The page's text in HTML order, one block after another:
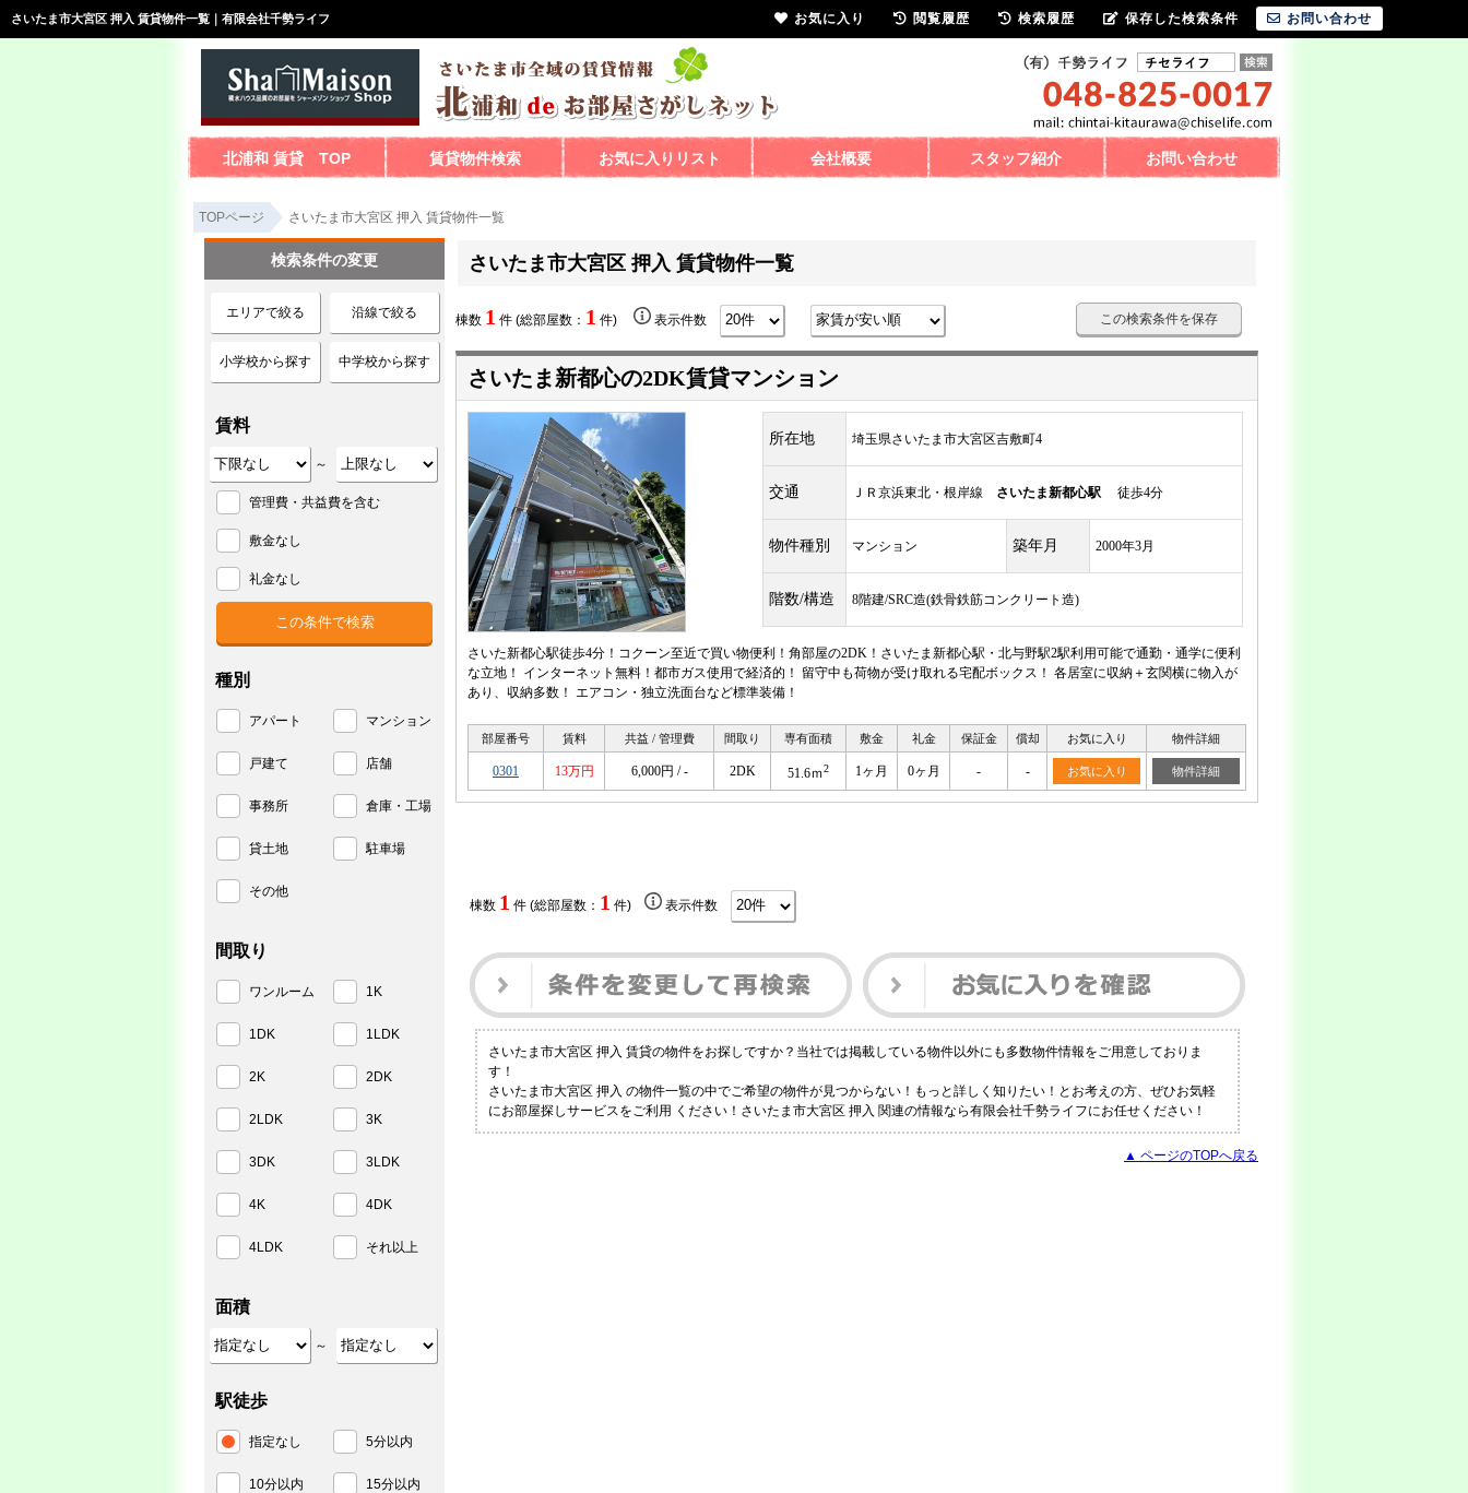
さいたま市大宮区 押入 賃貸物件一覧｜有限会社千勢ライフ
北浦和 賃貸 TOP 賃貸物件検索 お気に入りリスト 会社概要 スタッフ紹介 お問い合わせ
TOPページ さいたま市大宮区 押入 賃貸物件一覧
さいたま市大宮区 押入 賃貸物件一覧
棟数 1 件 (総部屋数： 1 件) 表示件数 この検索条件を保存
さいたま新都心の2DK賃貸マンション
所在地 埼玉県さいたま市大宮区吉敷町4
交通 ＪＲ京浜東北・根岸線 さいたま新都心駅 徒歩4分
物件種別 マンション 築年月 2000年3月
階数/構造 8階建/SRC造(鉄骨鉄筋コンクリート造)
さいた新都心駅徒歩4分！コクーン至近で買い物便利！角部屋の2DK！さいたま新都心駅・北与野駅2駅利用可能で通勤・通学に便利
な立地！ インターネット無料！都市ガス使用で経済的！ 留守中も荷物が受け取れる宅配ボックス！ 各居室に収納＋玄関横に物入が
あり、収納多数！ エアコン・独立洗面台など標準装備！
部屋番号 賃料 共益 / 管理費 間取り 専有面積 敷金 礼金 保証金 償却 お気に入り 物件詳細
0301 13万円 6,000円 / - 2DK 51.6ｍ2 1ヶ月 0ヶ月 - - お気に入り 物件詳細
棟数 1 件 (総部屋数： 1 件) 表示件数
さいたま市大宮区 押入 賃貸の物件をお探しですか？当社では掲載している物件以外にも多数物件情報をご用意しておりま
す！
さいたま市大宮区 押入 の物件一覧の中でご希望の物件が見つからない！もっと詳しく知りたい！とお考えの方、ぜひお気軽
にお部屋探しサービスをご利用 ください！さいたま市大宮区 押入 関連の情報なら有限会社千勢ライフにお任せください！
▲ ページのTOPへ戻る
検索条件の変更
エリアで絞る 沿線で絞る
小学校から探す 中学校から探す
賃料
～
管理費・共益費を含む
敷金なし
礼金なし
種別
アパート マンション
戸建て 店舗
事務所 倉庫・工場
貸土地 駐車場
その他
間取り
ワンルーム 1K
1DK 1LDK
2K 2DK
2LDK 3K
3DK 3LDK
4K 4DK
4LDK それ以上
面積
～
駅徒歩
指定なし 5分以内
10分以内 15分以内
お気に入り 閲覧履歴 検索履歴 保存した検索条件 お問い合わせ